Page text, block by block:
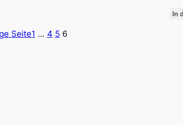
In
Seite1 … 4 5 6